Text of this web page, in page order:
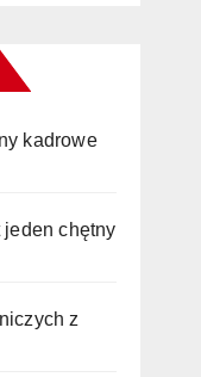
kadrowe
chętny
z